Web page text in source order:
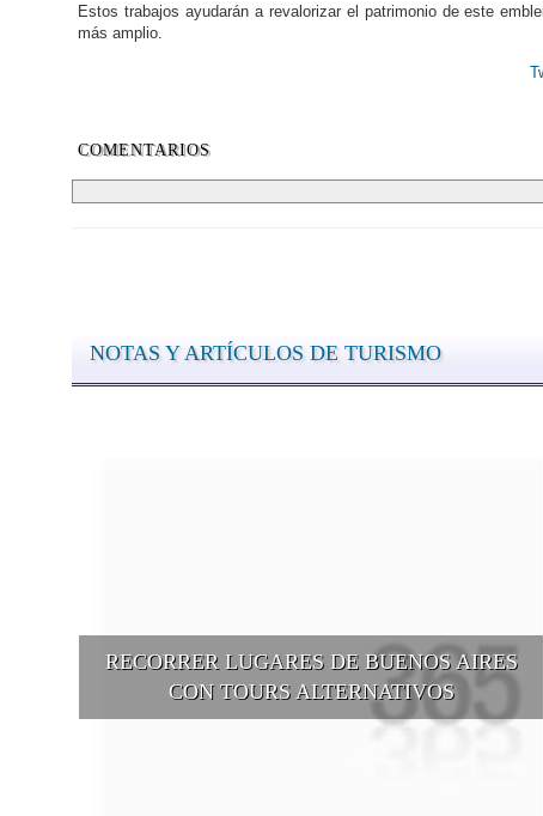
Estos trabajos ayudarán a revalorizar el patrimonio de este
más amplio.
COMENTARIOS
NOTAS Y ARTÍCULOS DE TURISMO
RECORRER LUGARES DE BUENOS AIRES
CON TOURS ALTERNATIVOS